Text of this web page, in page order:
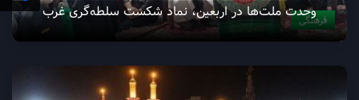
فرهنگی
وحدت ملت‌ها در اربعین، نماد شکست سلطه‌گری غرب